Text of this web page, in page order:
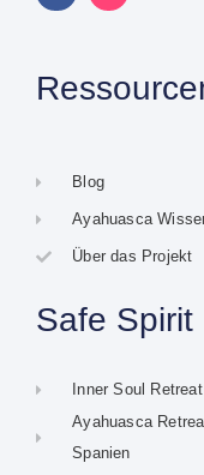
Blog
Ayahuasca
Über das Projekt
Safe Spirit
Inner Soul Retreat
Ayahuasca
Spanien